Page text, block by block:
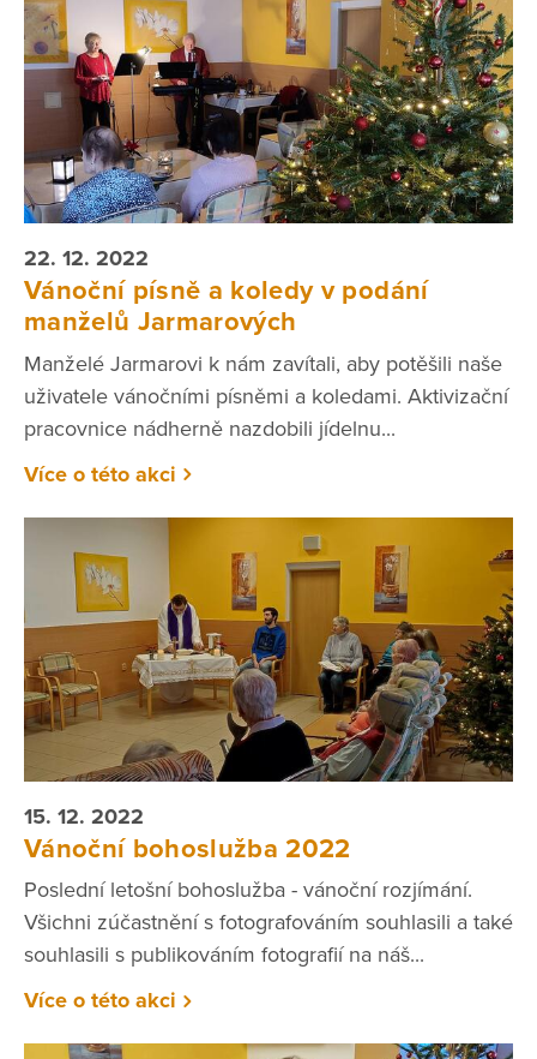
22. 12. 2022
Vánoční písně a koledy v podání
manželů Jarmarových
Manželé Jarmarovi k nám zavítali, aby potěšili naše
uživatele vánočními písněmi a koledami. Aktivizační
pracovnice nádherně nazdobili jídelnu...
Více o této akci
15. 12. 2022
Vánoční bohoslužba 2022
Poslední letošní bohoslužba - vánoční rozjímání.
Všichni zúčastnění s fotografováním souhlasili a také
souhlasili s publikováním fotografií na náš...
Více o této akci